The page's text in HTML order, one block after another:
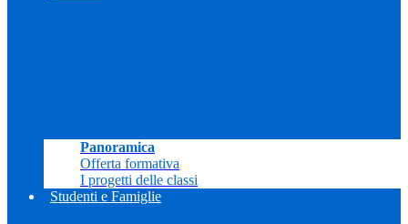
Panoramica
Offerta formativa
I progetti delle classi
Studenti e Famiglie